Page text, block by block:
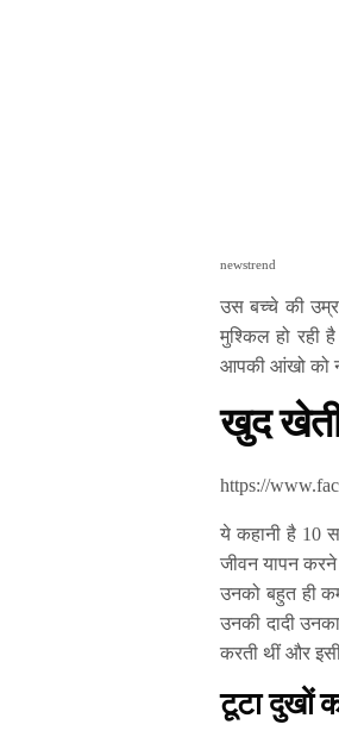
newstrend
उस बच्चे की
मुश्किल हो रही
आपकी आंखो को
खुद
https://
ये कहानी है 10
जीवन यापन
उनको बहुत ही
उनकी दादी
करती थीं और
टूटा दुखों